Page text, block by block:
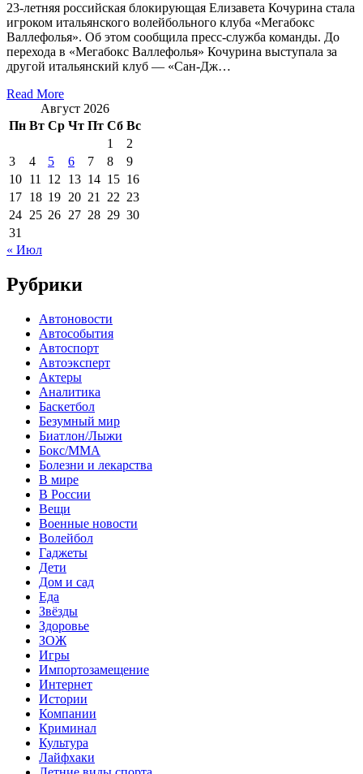
23-летняя российская блокирующая Елизавета Кочурина стала
игроком итальянского волейбольного клуба «Мегабокс
Валлефолья». Об этом сообщила пресс-служба команды. До
перехода в «Мегабокс Валлефолья» Кочурина выступала за
другой итальянский клуб — «Сан-Дж…
Read More
Август 2026
Пн Вт Ср Чт Пт Сб Вс
1
2
3
4 5 6 7 8
9
10 11 12 13 14 15 16
17 18 19 20 21 22 23
24 25 26 27 28 29 30
31
« Июл
Рубрики
Автоновости
Автособытия
Автоспорт
Автоэксперт
Актеры
Аналитика
Баскетбол
Безумный мир
Биатлон/Лыжи
Бокс/MMA
Болезни и лекарства
В мире
В России
Вещи
Военные новости
Волейбол
Гаджеты
Дети
Дом и сад
Еда
Звёзды
Здоровье
ЗОЖ
Игры
Импортозамещение
Интернет
Истории
Компании
Криминал
Культура
Лайфхаки